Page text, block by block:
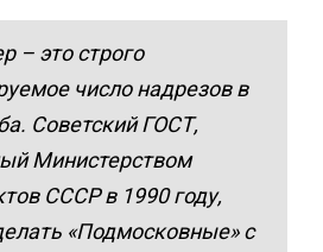
– это строго
число надрезов в
Советский ГОСТ,
Министерством
СССР в 1990 году,
«Подмосковные» с